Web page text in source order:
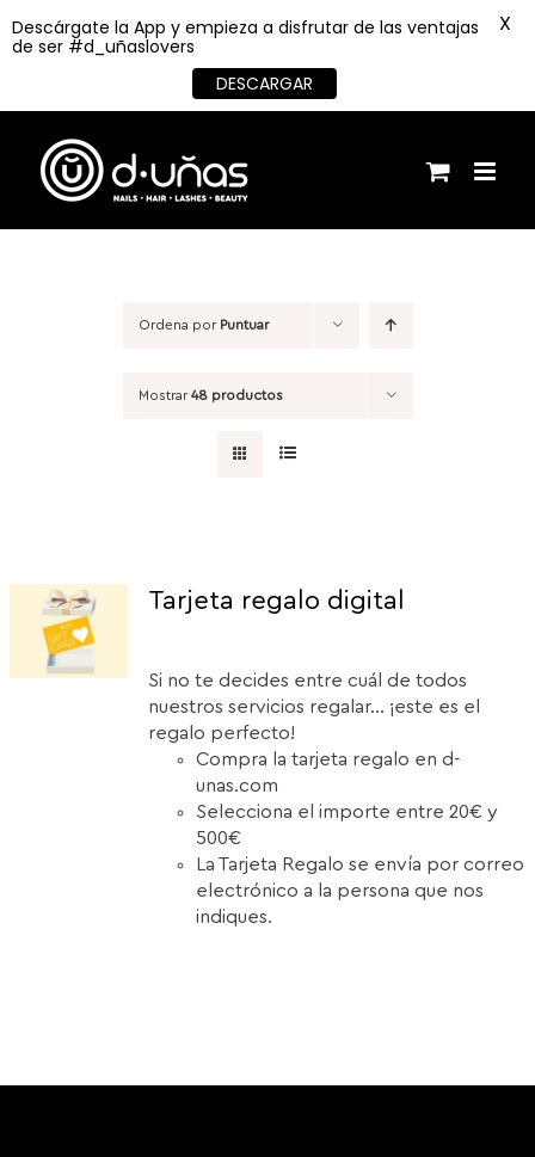
contenido
Ordena por Puntuar
Mostrar48 productos
Tarjeta regalo digital
Si no te decides entre cuál de todos
nuestros servicios regalar... ¡este es el
regalo perfecto!
Compra la tarjeta regalo en d-
unas.com
Selecciona el importe entre 20€ y
500€
La Tarjeta Regalo se envía por correo
electrónico a la persona que nos
indiques.
Descárgate la App y empieza a disfrutar de las ventajas
de ser #d_uñaslovers
DESCARGAR
X